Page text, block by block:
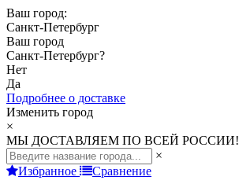
Ваш город:
Санкт-Петербург
Ваш город
Санкт-Петербург?
Нет
Да
Подробнее о доставке
Изменить город
×
МЫ ДОСТАВЛЯЕМ ПО ВСЕЙ РОССИИ!
×
Избранное
Сравнение